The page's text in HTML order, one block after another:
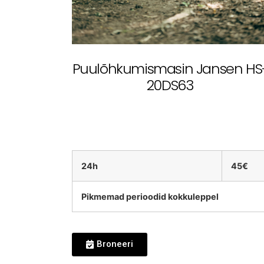
Puulõhkumismasin Jansen
20DS63
24h 45€
Pikmemad perioodid kokkuleppel
Broneeri